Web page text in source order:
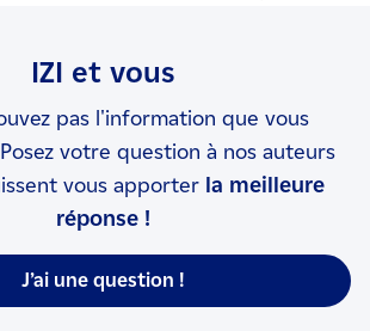
IZI et vous
pas l'information que vous
votre question à nos auteurs
vous apporter la meilleure
réponse !
J’ai une question !